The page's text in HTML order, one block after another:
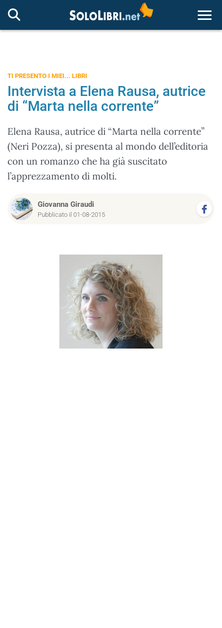
TI PRESENTO I MIEI... LIBRI
Intervista a Elena Rausa, autrice
di “Marta nella corrente”
Elena Rausa, autrice di “Marta nella corrente”
(Neri Pozza), si presenta al mondo dell’editoria
con un romanzo che ha già suscitato
l’apprezzamento di molti.
Giovanna Giraudi
Pubblicato il 01-08-2015